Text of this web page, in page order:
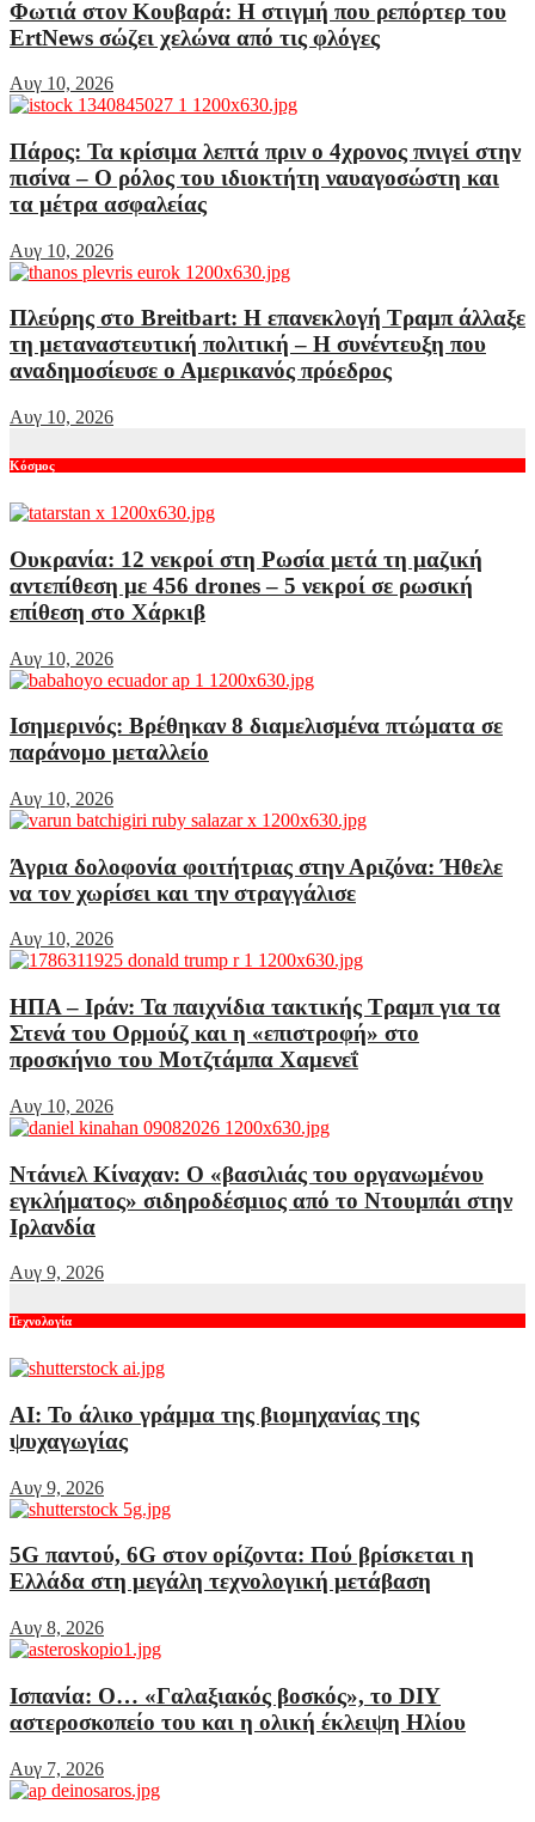
Φωτιά στον Κουβαρά: Η στιγμή που ρεπόρτερ του
ErtNews σώζει χελώνα από τις φλόγες
Αυγ 10, 2026
Πάρος: Τα κρίσιμα λεπτά πριν ο 4χρονος πνιγεί στην
πισίνα – Ο ρόλος του ιδιοκτήτη ναυαγοσώστη και
τα μέτρα ασφαλείας
Αυγ 10, 2026
Πλεύρης στο Breitbart: Η επανεκλογή Τραμπ άλλαξε
τη μεταναστευτική πολιτική – Η συνέντευξη που
αναδημοσίευσε ο Αμερικανός πρόεδρος
Αυγ 10, 2026
Κόσμος
Ουκρανία: 12 νεκροί στη Ρωσία μετά τη μαζική
αντεπίθεση με 456 drones – 5 νεκροί σε ρωσική
επίθεση στο Χάρκιβ
Αυγ 10, 2026
Ισημερινός: Βρέθηκαν 8 διαμελισμένα πτώματα σε
παράνομο μεταλλείο
Αυγ 10, 2026
Άγρια δολοφονία φοιτήτριας στην Αριζόνα: Ήθελε
να τον χωρίσει και την στραγγάλισε
Αυγ 10, 2026
ΗΠΑ – Ιράν: Τα παιχνίδια τακτικής Τραμπ για τα
Στενά του Ορμούζ και η «επιστροφή» στο
προσκήνιο του Μοτζτάμπα Χαμενεΐ
Αυγ 10, 2026
Ντάνιελ Κίναχαν: Ο «βασιλιάς του οργανωμένου
εγκλήματος» σιδηροδέσμιος από το Ντουμπάι στην
Ιρλανδία
Αυγ 9, 2026
Τεχνολογία
AI: Το άλικο γράμμα της βιομηχανίας της
ψυχαγωγίας
Αυγ 9, 2026
5G παντού, 6G στον ορίζοντα: Πού βρίσκεται η
Ελλάδα στη μεγάλη τεχνολογική μετάβαση
Αυγ 8, 2026
Ισπανία: Ο… «Γαλαξιακός βοσκός», το DIY
αστεροσκοπείο του και η ολική έκλειψη Ηλίου
Αυγ 7, 2026